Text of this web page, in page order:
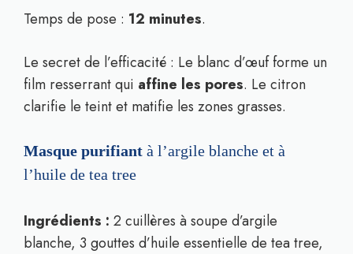
Temps de pose : 12 minutes.
Le secret de l’efficacité : Le blanc d’œuf forme un
film resserrant qui affine les pores. Le citron
clarifie le teint et matifie les zones grasses.
Masque purifiant à l’argile blanche et à
l’huile de tea tree
Ingrédients : 2 cuillères à soupe d’argile
blanche, 3 gouttes d’huile essentielle de tea tree,